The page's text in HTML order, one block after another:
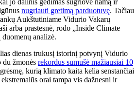
nugriauti gretimą parduotuvę. Tačiau
Aukštutiniame Vidurio Vakarų
arba prastesnė, rodo „Inside Climate
analizė.
dienas trukusį istorinį potvynį Vidurio
du žmonės rekordus sumušė mažiausiai 10
kurią klimato kaita kelia senstančiai
orai tampa vis dažnesni ir